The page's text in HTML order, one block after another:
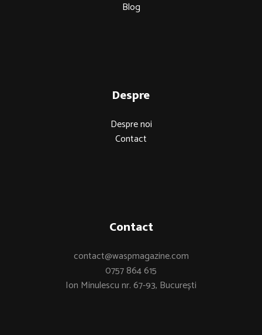
Blog
Despre
Despre noi
Contact
Contact
contact@waspmagazine.com
0757 864 615
Ion Minulescu nr. 67-93, București